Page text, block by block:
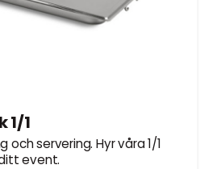
1/1
och servering. Hyr våra 1/1
event.